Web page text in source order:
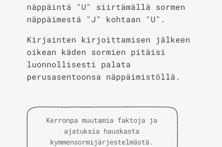
näppäintä "U" siirtämällä sormen
näppäimestä "J" kohtaan "U".
Kirjainten kirjoittamisen jälkeen
oikean käden sormien pitäisi
luonnollisesti palata
perusasentoonsa näppäimistöllä.
Kerronpa muutamia faktoja ja
ajatuksia hauskasta
kymmensormijärjestelmästä.